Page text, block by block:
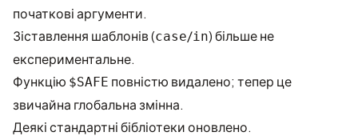
початкові аргументи.
Зіставлення шаблонів (case/in) більше не
експериментальне.
Функцію $SAFE повністю видалено; тепер це
звичайна глобальна змінна.
Деякі стандартні бібліотеки оновлено.